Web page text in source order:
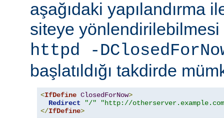
aşağıdaki yapılandırma
siteye
httpd -
başlatıldığı takdirde
<IfDefine ClosedForNow>
Redirect
"/"
"http://
</IfDefine>